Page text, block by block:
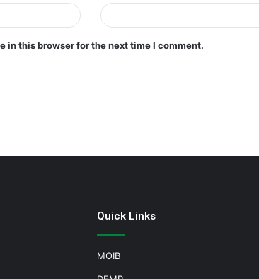
in this browser for the next time I comment.
Quick Links
MOIB